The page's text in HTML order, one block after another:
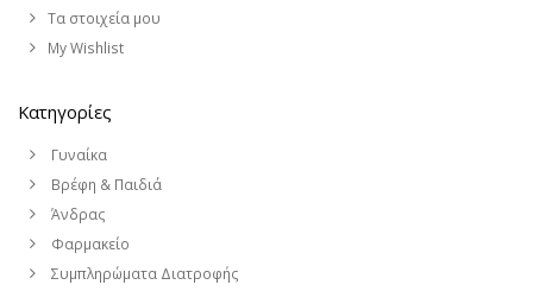
Τα στοιχεία μου
My Wishlist
Κατηγορίες
Γυναίκα
Βρέφη & Παιδιά
Άνδρας
Φαρμακείο
Συμπληρώματα Διατροφής